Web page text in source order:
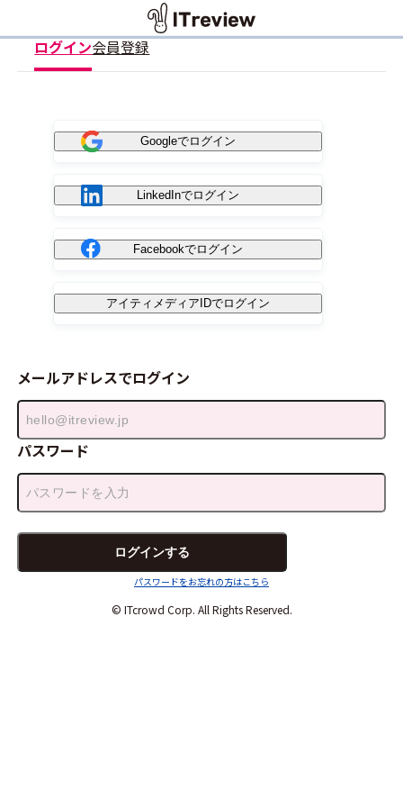
ログイン会員登録
Googleでログイン
LinkedInでログイン
Facebookでログイン
アイティメディアIDでログイン
メールアドレスでログイン
パスワード
パスワードをお忘れの方はこちら
© ITcrowd Corp. All Rights Reserved.